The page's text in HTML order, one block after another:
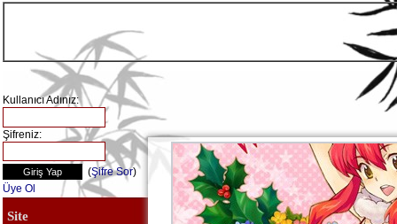
Kullanıcı Adınız:
Şifreniz:
(Şifre Sor)
Üye Ol
Site